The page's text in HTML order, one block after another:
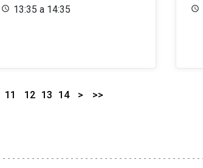
13:35 a 14:35
11 12 13 14 > >>